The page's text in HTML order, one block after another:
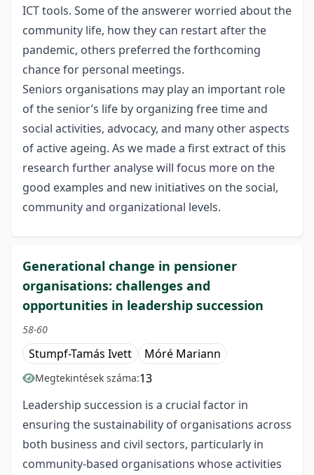
ICT tools. Some of the answerer worried about the
community life, how they can restart after the
pandemic, others preferred the forthcoming
chance for personal meetings.
Seniors organisations may play an important role
of the senior’s life by organizing free time and
social activities, advocacy, and many other aspects
of active ageing. As we made a first extract of this
research further analyse will focus more on the
good examples and new initiatives on the social,
community and organizational levels.
Generational change in pensioner
organisations: challenges and
opportunities in leadership succession
58-60
Stumpf-Tamás Ivett Móré Mariann
Megtekintések száma:13
Leadership succession is a crucial factor in
ensuring the sustainability of organisations across
both business and civil sectors, particularly in
community-based organisations whose activities